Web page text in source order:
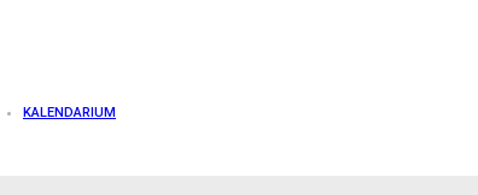
KALENDARIUM